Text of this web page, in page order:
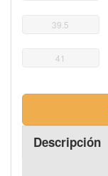
39.5
41
Descripción